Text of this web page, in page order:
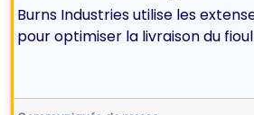
Burns Industries utilise les
pour optimiser la livraison du